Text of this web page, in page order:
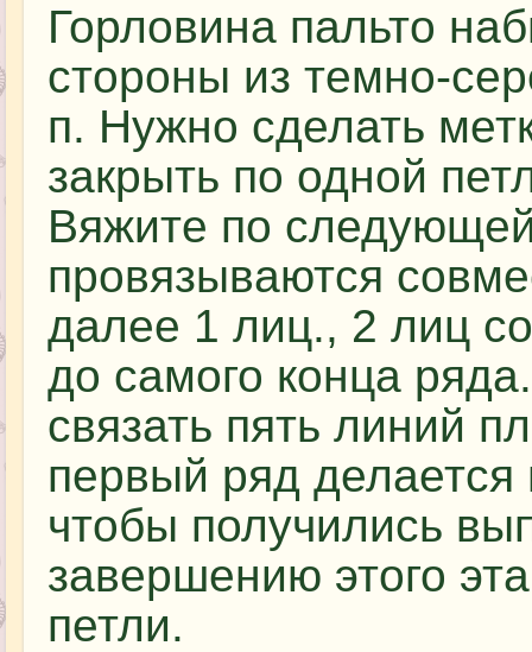
Горловина пальто
стороны из темно-
п. Нужно сделать
закрыть по одной
Вяжите по
провязываются
далее 1 лиц., 2 лиц
до самого конца
связать пять линий
первый ряд делается
чтобы получились
завершению этого
петли.